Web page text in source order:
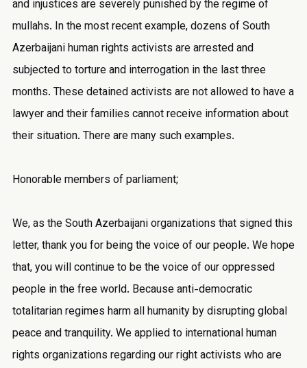
and injustices are severely punished by the regime of
mullahs. In the most recent example, dozens of South
Azerbaijani human rights activists are arrested and
subjected to torture and interrogation in the last three
months. These detained activists are not allowed to have a
lawyer and their families cannot receive information about
their situation. There are many such examples.
Honorable members of parliament;
We, as the South Azerbaijani organizations that signed this
letter, thank you for being the voice of our people. We hope
that, you will continue to be the voice of our oppressed
people in the free world. Because anti-democratic
totalitarian regimes harm all humanity by disrupting global
peace and tranquility. We applied to international human
rights organizations regarding our right activists who are